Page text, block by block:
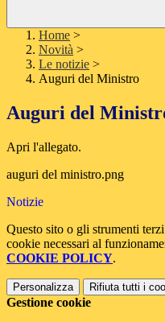
Home >
Novità >
Le notizie >
Auguri del Ministro
Auguri del
Apri l'allegato.
auguri del ministro.png
Notizie
Questo sito o gli strumenti
cookie necessari al
COOKIE POLICY.
Personalizza Rifiuta tutti i
Gestione cookie